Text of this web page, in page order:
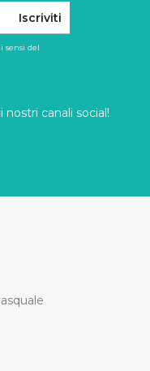
Iscriviti
sensi del
canali social!